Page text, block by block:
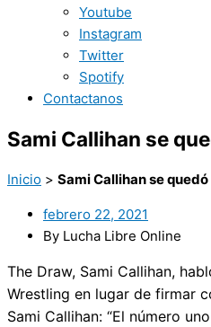
Youtube
Instagram
Twitter
Spotify
Contactanos
Sami Callihan se
Inicio > Sami Callihan se
febrero 22, 2021
By Lucha Libre Online
The Draw, Sami Callihan,
Wrestling en lugar de firmar
Sami Callihan: “El número